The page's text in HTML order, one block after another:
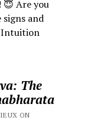
Are you
and
The
ON